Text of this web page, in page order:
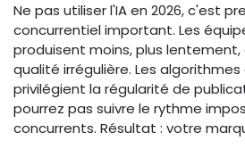
Ne pas utiliser l'IA en 2026, c'est
concurrentiel important. Les
produisent moins, plus
qualité irrégulière. Les
privilégient la régularité de
pourrez pas suivre le rythme
concurrents. Résultat : votre